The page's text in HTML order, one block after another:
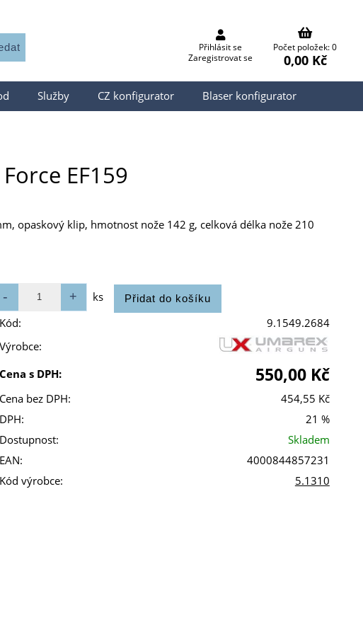
Přihlásit se
Zaregistrovat se
Počet položek: 0
0,00 Kč
Služby CZ konfigurator Blaser konfigurator
EF159
opaskový klip, hmotnost nože 142 g, celková délka nože 210
ks
Kód:
9.1549.2684
Výrobce:
Cena s DPH:
550,00 Kč
Cena bez DPH:
454,55 Kč
DPH:
21 %
Dostupnost:
Skladem
EAN:
4000844857231
Kód výrobce:
5.1310